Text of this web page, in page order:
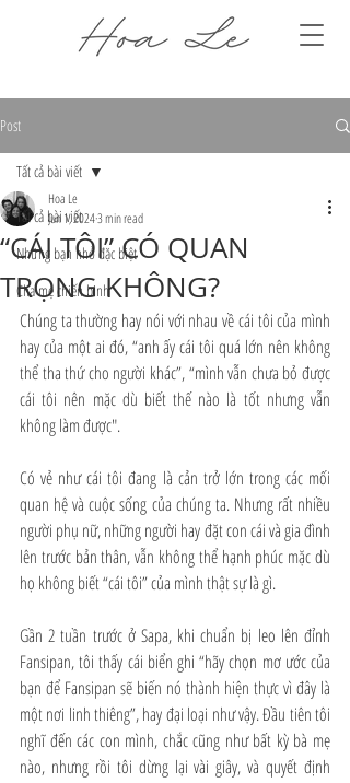
Post
Tất cả bài viết
Những bạn nhỏ đặc biệt
Cha mẹ chiến binh
Tất cả bài viết
“CÁI TÔI” CÓ QUAN
TRỌNG KHÔNG?
Hoa Le
Jun 1, 20243 min read
Chúng ta thường hay nói với nhau về cái tôi của mình
hay của một ai đó, “anh ấy cái tôi quá lớn nên không
thể tha thứ cho người khác”, “mình vẫn chưa bỏ được
cái tôi nên mặc dù biết thế nào là tốt nhưng vẫn
không làm được".
Có vẻ như cái tôi đang là cản trở lớn trong các mối
quan hệ và cuộc sống của chúng ta. Nhưng rất nhiều
người phụ nữ, những người hay đặt con cái và gia đình
lên trước bản thân, vẫn không thể hạnh phúc mặc dù
họ không biết “cái tôi” của mình thật sự là gì.
Gần 2 tuần trước ở Sapa, khi chuẩn bị leo lên đỉnh
Fansipan, tôi thấy cái biển ghi “hãy chọn mơ ước của
bạn để Fansipan sẽ biến nó thành hiện thực vì đây là
một nơi linh thiêng”, hay đại loại như vậy. Đầu tiên tôi
nghĩ đến các con mình, chắc cũng như bất kỳ bà mẹ
nào, nhưng rồi tôi dừng lại vài giây, và quyết định